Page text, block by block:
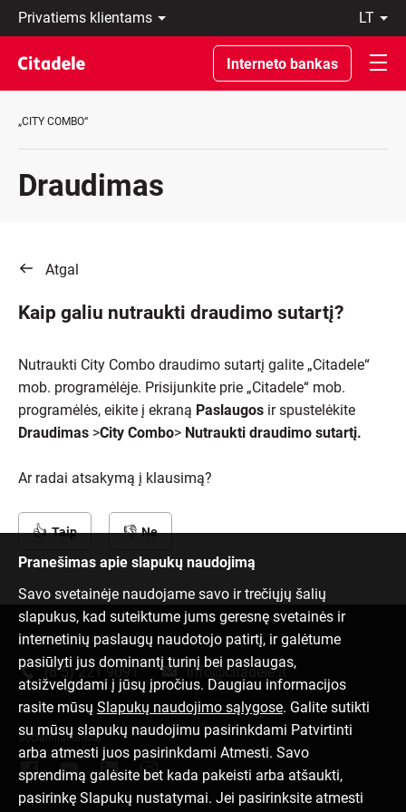
Privatiems
klientams
Verslo
klientams
Private
Apie
REWARDS
lt
LT
EN
Interneto bankas
„CITY COMBO“
Draudimas
Atgal
Kaip galiu nutraukti draudimo sutartį?
Nutraukti City Combo draudimo sutartį galite „Citadele“
mob. programėlėje. Prisijunkite prie „Citadele“ mob.
programėlės, eikite į ekraną Paslaugos ir spustelėkite
Draudimas >City Combo> Nutraukti draudimo sutartį.
Ar radai atsakymą į klausimą?
Taip Ne
Pranešimas apie slapukų naudojimą
Savo svetainėje naudojame savo ir trečiųjų šalių
slapukus, kad suteiktume jums geresnę svetainės ir
internetinių paslaugų naudotojo patirtį, ir galėtume
pasiūlyti jus dominantį turinį bei paslaugas,
atsižvelgdami į jūsų įpročius. Daugiau informacijos
rasite mūsų Slapukų naudojimo sąlygose. Galite sutikti
su mūsų slapukų naudojimu pasirinkdami Patvirtinti
arba atmesti juos pasirinkdami Atmesti. Savo
sprendimą galėsite bet kada pakeisti arba atšaukti,
pasirinkę Slapukų nustatymai. Jei pasirinksite atmesti
Susisiek su mumis
(8 5) 221 9091 info@citadele.lt
Socialiniai tinklai